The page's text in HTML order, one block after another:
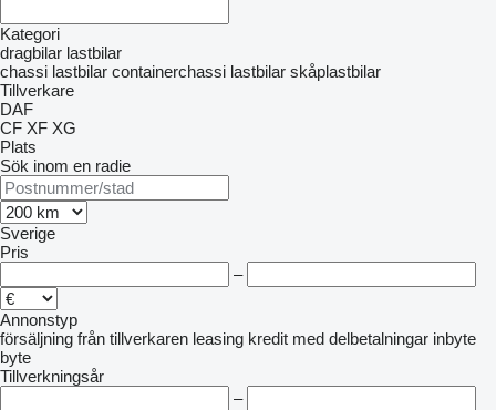
Kategori
dragbilar lastbilar
chassi lastbilar containerchassi lastbilar skåplastbilar
Tillverkare
DAF
CF XF XG
Plats
Sök inom en radie
Sverige
Pris
–
Annonstyp
försäljning från tillverkaren leasing kredit med delbetalningar inbyte
byte
Tillverkningsår
–